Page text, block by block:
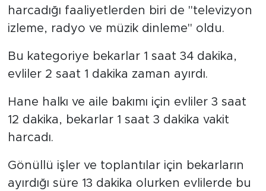
harcadığı faaliyetlerden biri de "televizyon
izleme, radyo ve müzik dinleme" oldu.
Bu kategoriye bekarlar 1 saat 34 dakika,
evliler 2 saat 1 dakika zaman ayırdı.
Hane halkı ve aile bakımı için evliler 3 saat
12 dakika, bekarlar 1 saat 3 dakika vakit
harcadı.
Gönüllü işler ve toplantılar için bekarların
ayırdığı süre 13 dakika olurken evlilerde bu